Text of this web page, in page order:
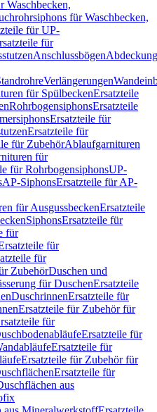
Waschbecken,
für Waschbecken,
für UP-
für
Anschlussbögen
Verlängerungen
für SpülbeckenErsatzteile
RohrbogensiphonsErsatzteile
Ersatzteile für
Ersatzteile für
für ZubehörAblaufgarnituren
für
für RohrbogensiphonsUP-
AP-SiphonsErsatzteile für AP-
für AusgussbeckenErsatzteile
SiphonsErsatzteile für
für
für
für
ZubehörDuschen und
für DuschenErsatzteile
DuschrinnenErsatzteile für
Ersatzteile für Zubehör für
für
Ersatzteile für
Ersatzteile für
Ersatzteile für Zubehör für
Ersatzteile für
aus